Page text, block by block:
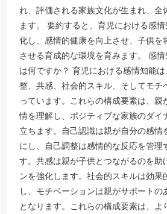
れ、評価される家族文化が生まれ、全
ます。 要約すると、育児における感
化し、感情的健康を向上させ、子供を
させる育成的な環境を育みます。 感
は何ですか？ 育児における感情知能
整、共感、社会的スキル、そしてモチ
っています。これらの構成要素は、
情を理解し、ポジティブな家族のダイ
立ちます。自己認識は親が自分の感情
にし、自己調整は感情的な反応を管理
す。共感は親が子供とつながるのを助
ンを強化します。社会的スキルは効果
し、モチベーションは親がサポートの
となります。これらの構成要素は、よ